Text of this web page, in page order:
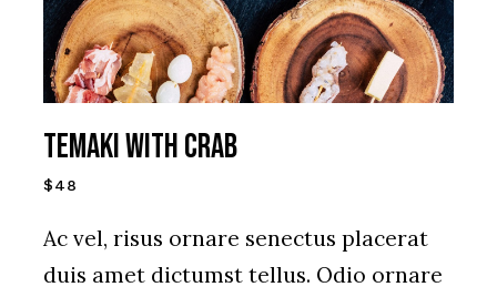
TEMAKI WITH CRAB
$48
Ac vel, risus ornare senectus placerat
duis amet dictumst tellus. Odio ornare